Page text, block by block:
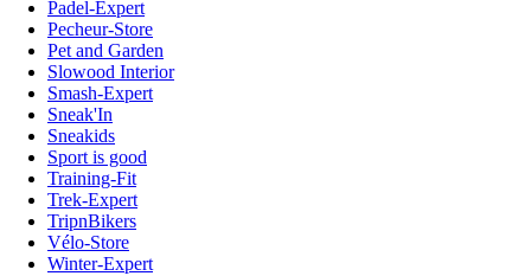
Padel-Expert
Pecheur-Store
Pet and Garden
Slowood Interior
Smash-Expert
Sneak'In
Sneakids
Sport is good
Training-Fit
Trek-Expert
TripnBikers
Vélo-Store
Winter-Expert